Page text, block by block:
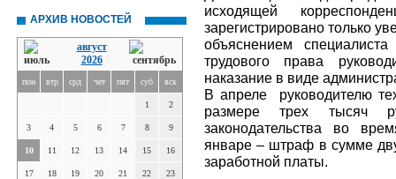
АРХИВ НОВОСТЕЙ
август
2026
пон втр срд чет пят суб вск
1 2
3 4 5 6 7 8 9
10 11 12 13 14 15 16
17 18 19 20 21 22 23
исходящей
зарегистрировано только
объяснением
трудового права
наказание в виде
В апреле руководителю
размере трех тысяч
законодательства во
январе – штраф в сумме
заработной платы.